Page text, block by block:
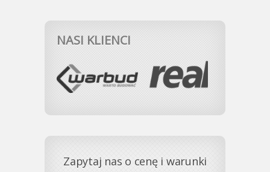
NASI KLIENCI
Zapytaj nas o cenę i warunki